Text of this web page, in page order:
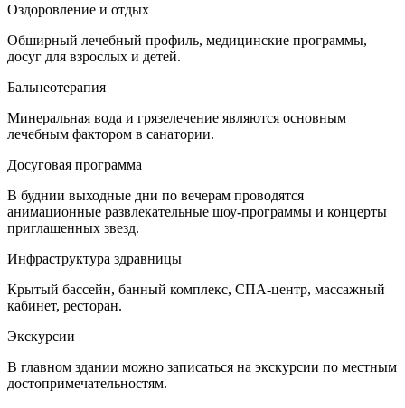
Оздоровление и отдых
Обширный лечебный профиль, медицинские программы,
досуг для взрослых и детей.
Бальнеотерапия
Минеральная вода и грязелечение являются основным
лечебным фактором в санатории.
Досуговая программа
В буднии выходные дни по вечерам проводятся
анимационные развлекательные шоу-программы и концерты
приглашенных звезд.
Инфраструктура здравницы
Крытый бассейн, банный комплекс, СПА-центр, массажный
кабинет, ресторан.
Экскурсии
В главном здании можно записаться на экскурсии по местным
достопримечательностям.